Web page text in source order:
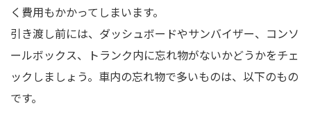
く費用もかかってしまいます。
引き渡し前には、ダッシュボードやサンバイザー、コンソ
ールボックス、トランク内に忘れ物がないかどうかをチェ
ックしましょう。車内の忘れ物で多いものは、以下のもの
です。